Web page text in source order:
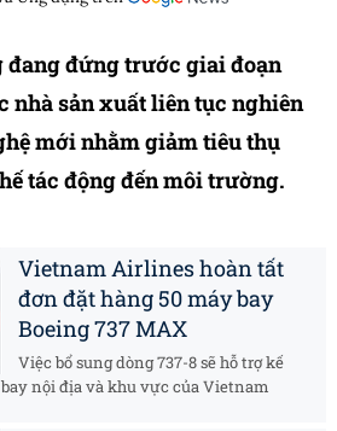
đang đứng trước giai đoạn
nhà sản xuất liên tục nghiên
mới nhằm giảm tiêu thụ
tác động đến môi trường.
Vietnam Airlines hoàn tất
đơn đặt hàng 50 máy bay
Boeing 737 MAX
Việc bổ sung dòng 737-8 sẽ hỗ trợ kế
nội địa và khu vực của Vietnam